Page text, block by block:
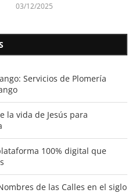
03/12/2025
Servicios de Plomería
la vida de Jesús para
100% digital que
de las Calles en el siglo